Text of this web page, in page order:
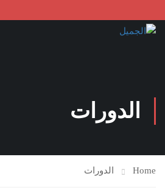
الدورات
Home الدورات